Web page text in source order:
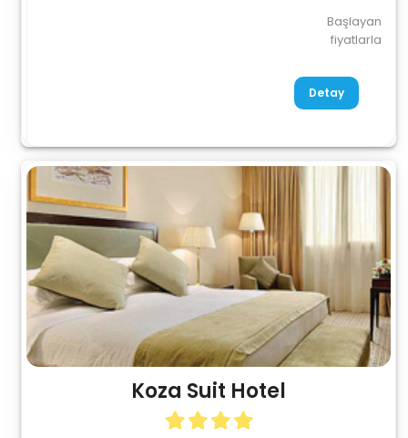
Başlayan
fiyatlarla
Detay
Koza Suit Hotel